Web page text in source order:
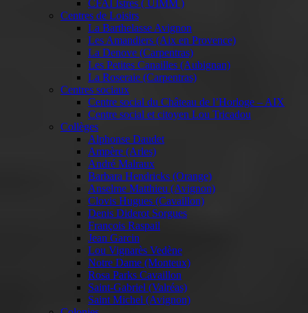
CFAI Istres ( UIMM )
Centres de Loisirs
La Barthelasse Avignon
Les Amandiers (Aix en Provence)
La Denove (Carpentras)
Les Petites Canailles (Aubignan)
La Roseraie (Carpentras)
Centres sociaux
Centre social du Château de l’Horloge – AIX
Centre social et citoyen Lou Tricadou
Collèges
Alphonse Daudet
Ampère (Arles)
André Malraux
Barbara Hendricks (Orange)
Anselme Matthieu (Avignon)
Clovis Hugues (Cavaillon)
Denis Diderot Sorgues
François Raspail
Jean Garcin
Lou Vignarès Vedène
Notre Dame (Monteux)
Rosa Parks Cavaillon
Saint-Gabriel (Valréas)
Saint Michel (Avignon)